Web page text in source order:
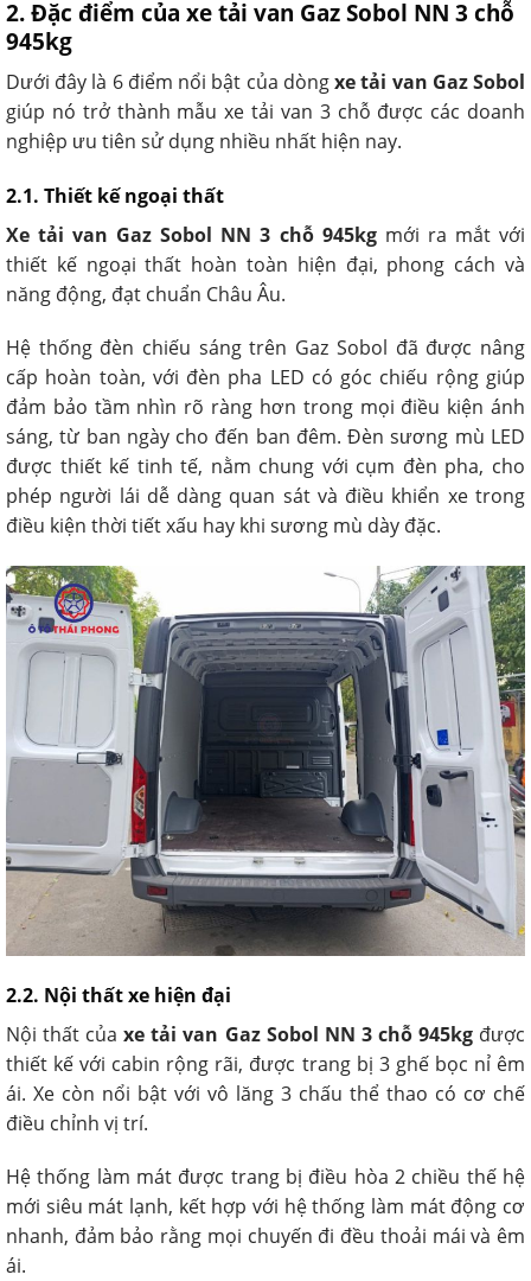
2. Đặc điểm của xe tải van Gaz Sobol NN 3 chỗ
945kg
Dưới đây là 6 điểm nổi bật của dòngxe tải van Gaz Sobol
giúp nó trở thành mẫu xe tải van 3 chỗ được các doanh
nghiệp ưu tiên sử dụng nhiều nhất hiện nay.
2.1. Thiết kế ngoại thất
Xe tải van Gaz Sobol NN 3 chỗ 945kgmới ra mắt với
thiết kế ngoại thất hoàn toàn hiện đại, phong cách và
năng động, đạt chuẩn Châu Âu.
Hệ thống đèn chiếu sáng trên Gaz Sobol đã được nâng
cấp hoàn toàn, với đèn pha LED có góc chiếu rộng giúp
đảm bảo tầm nhìn rõ ràng hơn trong mọi điều kiện ánh
sáng, từ ban ngày cho đến ban đêm. Đèn sương mù LED
được thiết kế tinh tế, nằm chung với cụm đèn pha, cho
phép người lái dễ dàng quan sát và điều khiển xe trong
điều kiện thời tiết xấu hay khi sương mù dày đặc.
2.2. Nội thất xe hiện đại
Nội thất củaxe tải van Gaz Sobol NN 3 chỗ 945kgđược
thiết kế với cabin rộng rãi, được trang bị 3 ghế bọc nỉ êm
ái. Xe còn nổi bật với vô lăng 3 chấu thể thao có cơ chế
điều chỉnh vị trí.
Hệ thống làm mát được trang bị điều hòa 2 chiều thế hệ
mới siêu mát lạnh, kết hợp với hệ thống làm mát động cơ
nhanh, đảm bảo rằng mọi chuyến đi đều thoải mái và êm
ái.